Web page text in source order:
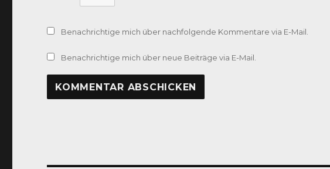
Benachrichtige mich über nachfolgende Kommentare via E-Mail.
Benachrichtige mich über neue Beiträge via E-Mail.